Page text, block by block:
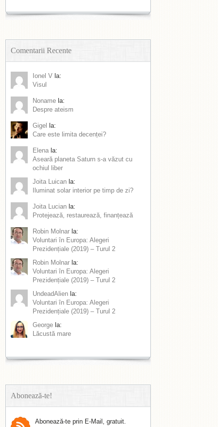
Comentarii Recente
Ionel V la:
Visul
Noname la:
Despre ateism
Gigel
la:
Care este limita decenței?
Elena la:
Aseară planeta Saturn s-a văzut cu
ochiul liber
Joita Luican la:
Iluminat solar interior pe timp de zi?
Joita Lucian la:
Protejează, restaurează, finanțează
Robin Molnar la:
Voluntari în Europa: Alegeri
Prezidențiale (2019) – Turul 2
Robin Molnar la:
Voluntari în Europa: Alegeri
Prezidențiale (2019) – Turul 2
UndeadAlien la:
Voluntari în Europa: Alegeri
Prezidențiale (2019) – Turul 2
George la:
Lăcustă mare
Abonează-te!
Abonează-te prin E-Mail, gratuit.